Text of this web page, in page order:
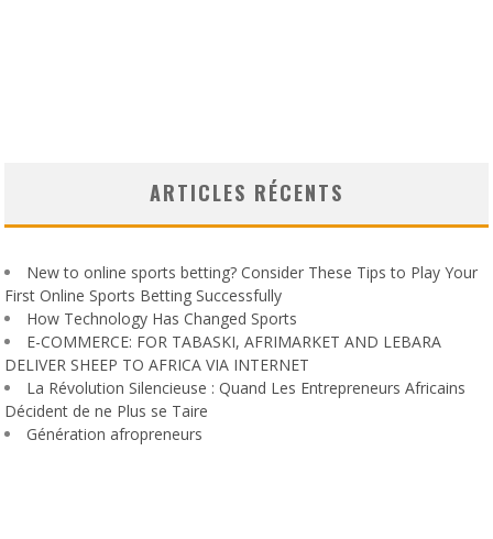
ARTICLES RÉCENTS
New to online sports betting? Consider These Tips to Play Your
First Online Sports Betting Successfully
How Technology Has Changed Sports
E-COMMERCE: FOR TABASKI, AFRIMARKET AND LEBARA
DELIVER SHEEP TO AFRICA VIA INTERNET
La Révolution Silencieuse : Quand Les Entrepreneurs Africains
Décident de ne Plus se Taire
Génération afropreneurs